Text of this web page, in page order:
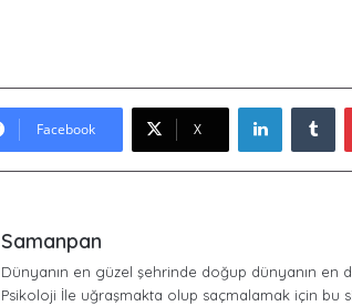
Facebook X
Samanpan
Dünyanın en güzel şehrinde doğup dünyanın en
Psikoloji İle uğraşmakta olup saçmalamak için bu